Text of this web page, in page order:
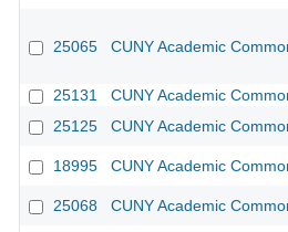
25065 CUNY Academic
25131
CUNY Academic
25125
CUNY Academic
18995 CUNY Academic
25068 CUNY Academic